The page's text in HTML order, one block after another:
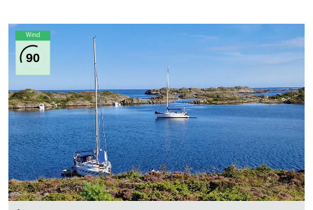
Wind
90